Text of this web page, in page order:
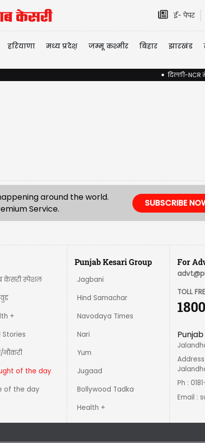
ई- पेपर
हरियाणा मध्य प्रदेश़ जम्मू कश्मीर बिहार झारखंड
दिल्ली-NCR में
around the world.
Service.
SUBSCRIBE
केसरी स्पेशल
+
Stories
नौकरी
of the day
of the day
Punjab Kesari Group
Jagbani
Hind Samachar
Navodaya Times
Nari
Yum
Jugaad
Bollywood Tadka
Health +
For
TOLL
Ph :
Email :